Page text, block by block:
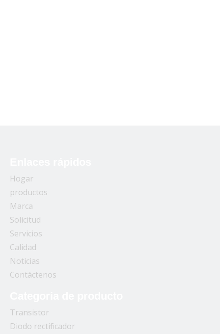
Hogar
productos
Marca
Solicitud
Servicios
Calidad
Noticias
Contáctenos
Transistor
Diodo rectificador